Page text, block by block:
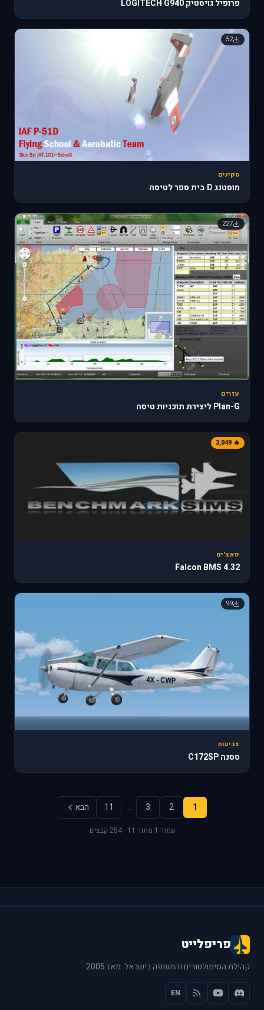
פרופיל גויסטיק LOGITECH G940
52
סקינים
מוסטנג D בית ספר לטיסה
227
עזרים
Plan-G ליצירת תוכניות טיסה
🔥 3,049
פאצ'ים
Falcon BMS 4.32
99
צביעות
ססנה C172SP
1
2
3
…
11 הבא
עמוד 1 מתוך 11 · 254 קבצים
פריפלייט
קהילת הסימולטורים והתעופה בישראל. מאז 2005.
EN